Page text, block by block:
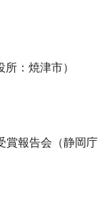
：焼津市）
賞報告会（静岡庁